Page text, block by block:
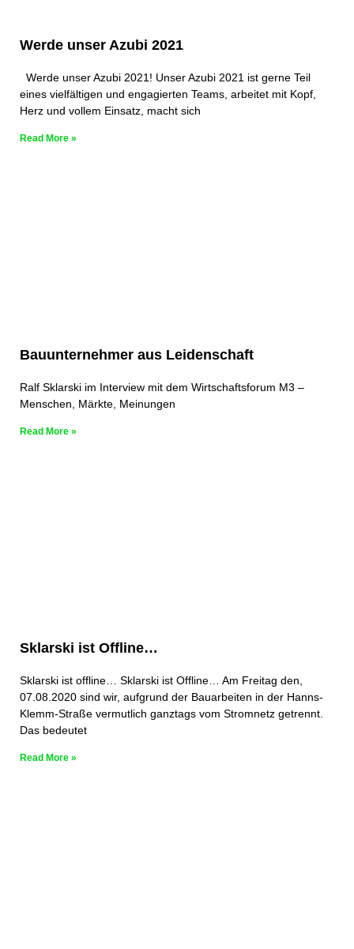
Werde unser Azubi 2021
Werde unser Azubi 2021! Unser Azubi 2021 ist gerne Teil
eines vielfältigen und engagierten Teams, arbeitet mit Kopf,
Herz und vollem Einsatz, macht sich
Read More »
Bauunternehmer aus Leidenschaft
Ralf Sklarski im Interview mit dem Wirtschaftsforum M3 –
Menschen, Märkte, Meinungen
Read More »
Sklarski ist Offline…
Sklarski ist offline… Sklarski ist Offline… Am Freitag den,
07.08.2020 sind wir, aufgrund der Bauarbeiten in der Hanns-
Klemm-Straße vermutlich ganztags vom Stromnetz getrennt.
Das bedeutet
Read More »